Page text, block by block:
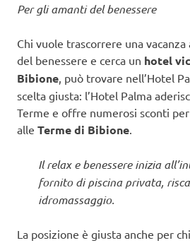
Per gli amanti del benessere
Chi vuole trascorrere una vacanza
del benessere e cerca un hotel
Bibione, può trovare nell’Hotel
scelta giusta: l’Hotel Palma
Terme e offre numerosi sconti
alle Terme di Bibione.
Il relax e benessere inizia
fornito di piscina privata,
idromassaggio.
La posizione è giusta anche per